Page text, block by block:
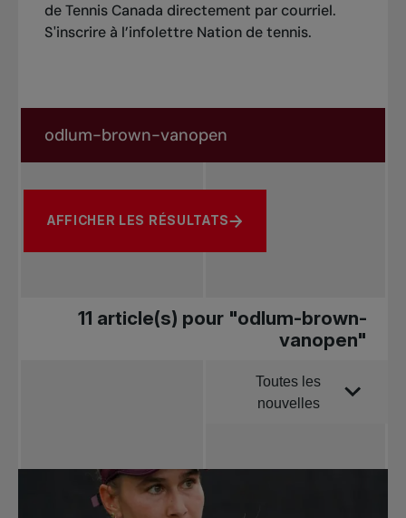
de Tennis Canada directement par courriel.
S'inscrire à l’infolettre Nation de tennis.
Rechercher par sujet, joueur ou autre
AFFICHER LES RÉSULTATS
11 article(s) pour "odlum-brown-
vanopen"
Trier parToutes les
nouvelles
nouvelles